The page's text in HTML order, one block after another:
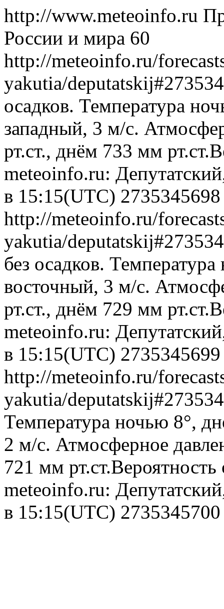
http://www.meteoinfo.ru
России и мира 60
http://meteoinfo.ru/
yakutia/
осадков. Температура
западный, 3 м/с.
рт.ст., днём 733 мм
meteoinfo.ru:
в 15:15(UTC) 2735345698
http://meteoinfo.ru/
yakutia/
без осадков.
восточный, 3 м/с.
рт.ст., днём 729 мм
meteoinfo.ru:
в 15:15(UTC) 2735345699
http://meteoinfo.ru/
yakutia/
Температура ночью 8°,
2 м/с. Атмосферное
721 мм рт.ст.Вероятность
meteoinfo.ru:
в 15:15(UTC) 2735345700